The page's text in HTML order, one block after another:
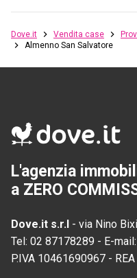
Dove.it Vendita case
Almenno San Salvatore
L'agenzia
a ZERO
Dove.it s.r.l - via Nino
Tel: 02 87178289 - E-mail:
P.IVA 10461690967 - REA